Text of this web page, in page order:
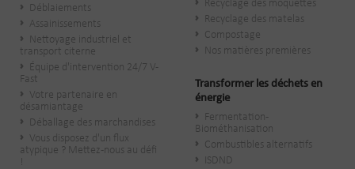
Déblaiements
Assainissements
Nettoyage industriel et
transport citerne
Équipe d'intervention 24/7 V-
Fast
Votre partenaire en
désamiantage
Déballage des marchandises
Vous disposez d'un flux
atypique ? Mettez-nous au défi
!
Recyclage des moquettes
Recyclage des matelas
Compostage
Nos matières premières
Transformer les déchets en
énergie
Fermentation -
Biométhanisation
Combustibles alternatifs
ISDND